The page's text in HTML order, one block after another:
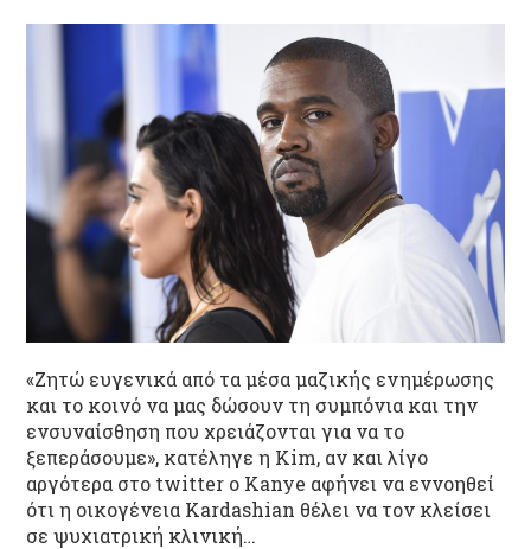
«Ζητώ ευγενικά από τα μέσα μαζικής ενημέρωσης
και το κοινό να μας δώσουν τη συμπόνια και την
ενσυναίσθηση που χρειάζονται για να το
ξεπεράσουμε», κατέληγε η Kim, αν και λίγο
αργότερα στο twitter ο Kanye αφήνει να εννοηθεί
ότι η οικογένεια Kardashian θέλει να τον κλείσει
σε ψυχιατρική κλινική…